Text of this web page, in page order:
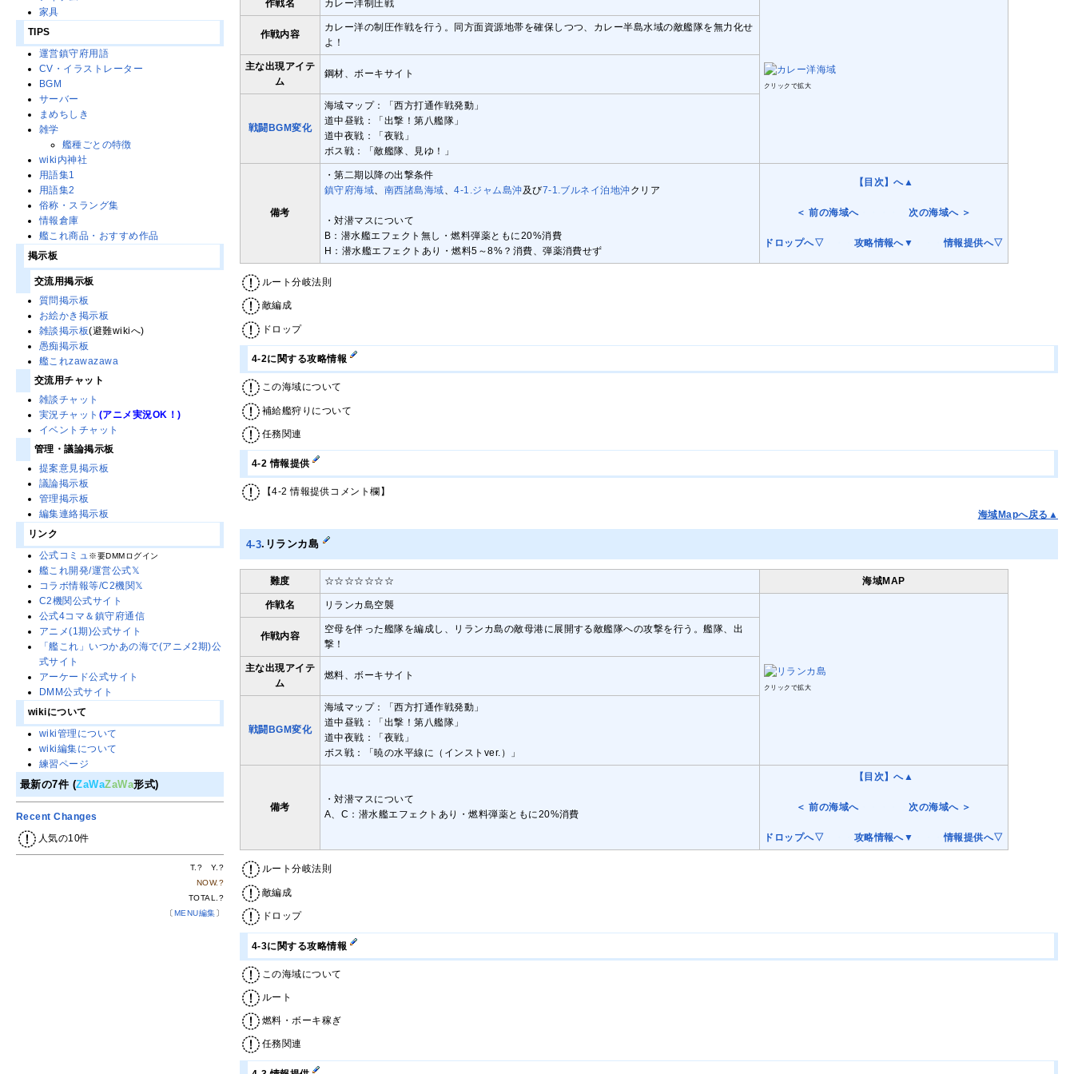
作戦名 カレー洋制圧戦
クリックで拡大
作戦内容
カレー洋の制圧作戦を行う。同方面資源地帯を確保しつつ、カレー半島水域の敵艦隊を無力化せ
よ！
主な出現アイテ
ム
鋼材、ボーキサイト
戦闘BGM変化
海域マップ：「西方打通作戦発動」
道中昼戦：「出撃！第八艦隊」
道中夜戦：「夜戦」
ボス戦：「敵艦隊、見ゆ！」
備考
・第二期以降の出撃条件
鎮守府海域
南西諸島海域 、4-1.ジャム島沖及び7-1.ブルネイ泊地沖クリア
・対潜マスについて
B：潜水艦エフェクト無し・燃料弾薬ともに20%消費
H：潜水艦エフェクトあり・燃料5～8%？消費、弾薬消費せず
【目次】へ▲
＜ 前の海域へ・・・・・次の海域へ ＞
ドロップへ▽ 攻略情報へ▼ ・・・情報提供へ▽
ルート分岐法則
敵編成
ドロップ
4-2に関する攻略情報
この海域について
補給艦狩りについて
任務関連
4-2 情報提供
【4-2 情報提供コメント欄】
海域Mapへ戻る▲
4-3.リランカ島
難度 ☆☆☆☆☆☆☆ 海域MAP
作戦名 リランカ島空襲
クリックで拡大
作戦内容
空母を伴った艦隊を編成し、リランカ島の敵母港に展開する敵艦隊への攻撃を行う。艦隊、出
撃！
主な出現アイテ
ム
燃料、ボーキサイト
戦闘BGM変化
海域マップ：「西方打通作戦発動」
道中昼戦：「出撃！第八艦隊」
道中夜戦：「夜戦」
ボス戦：「暁の水平線に（インストver.）」
備考
・対潜マスについて
A、C：潜水艦エフェクトあり・燃料弾薬ともに20%消費
【目次】へ▲
＜ 前の海域へ・・・・・次の海域へ ＞
ドロップへ▽ 攻略情報へ▼ ・・・情報提供へ▽
ルート分岐法則
敵編成
ドロップ
4-3に関する攻略情報
この海域について
ルート
燃料・ボーキ稼ぎ
任務関連
家具
TIPS
運営鎮守府用語
CV・イラストレーター
BGM
サーバー
まめちしき
雑学
艦種ごとの特徴
wiki内神社
用語集1
用語集2
俗称・スラング集
情報倉庫
艦これ商品・おすすめ作品
掲示板
交流用掲示板
質問掲示板
お絵かき掲示板
雑談掲示板(避難wikiへ)
愚痴掲示板
艦これzawazawa
交流用チャット
雑談チャット
実況チャット (アニメ実況OK！)
イベントチャット
管理・議論掲示板
提案意見掲示板
議論掲示板
管理掲示板
編集連絡掲示板
リンク
公式コミュ※要DMMログイン
艦これ開発/運営公式𝕏
コラボ情報等/C2機関𝕏
C2機関公式サイト
公式4コマ＆鎮守府通信
アニメ(1期)公式サイト
「艦これ」いつかあの海で(アニメ2期)公
式サイト
アーケード公式サイト
DMM公式サイト
wikiについて
wiki管理について
wiki編集について
練習ページ
最新の7件 (ZaWaZaWa形式)
Recent Changes
人気の10件
T.? Y.?
NOW.?
TOTAL.?
〔 MENU編集 〕